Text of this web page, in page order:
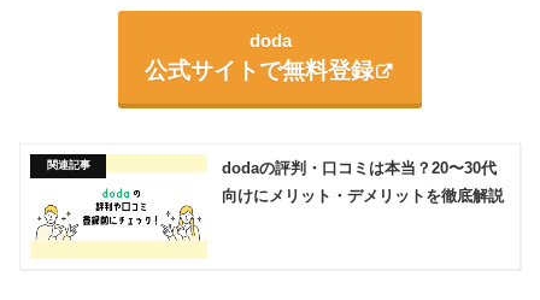
doda
公式サイトで無料登録
dodaの評判・口コミは本当？20〜30代
向けにメリット・デメリットを徹底解説